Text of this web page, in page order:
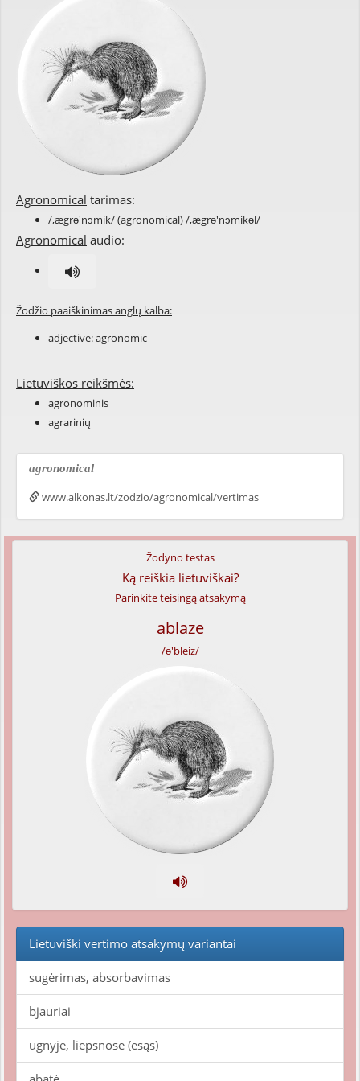
Agronomical tarimas:
/,ægrə'nɔmik/ (agronomical) /,ægrə'nɔmikəl/
Agronomical audio:
Žodžio paaiškinimas anglų kalba:
adjective:agronomic
Lietuviškos reikšmės:
agronominis
agrarinių
agronomical
www.alkonas.lt/zodzio/agronomical/vertimas
Žodyno testas
Ką reiškia lietuviškai?
Parinkite teisingą atsakymą
ablaze
/ə'bleiz/
Lietuviški vertimo atsakymų variantai
sugėrimas, absorbavimas
bjauriai
ugnyje, liepsnose (esąs)